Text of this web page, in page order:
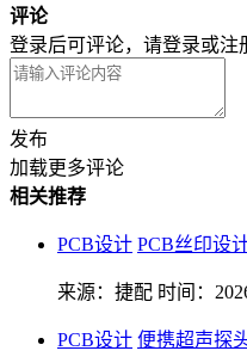
评论
登录后可评论，请登录或注
发布
加载更多评论
相关推荐
PCB设计 PCB丝印设
来源：捷配 时间：
PCB设计 便携超声探